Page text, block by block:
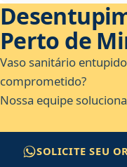
Perto de
Vaso sanitário
comprometido?
Nossa equipe
SOLICITE SEU